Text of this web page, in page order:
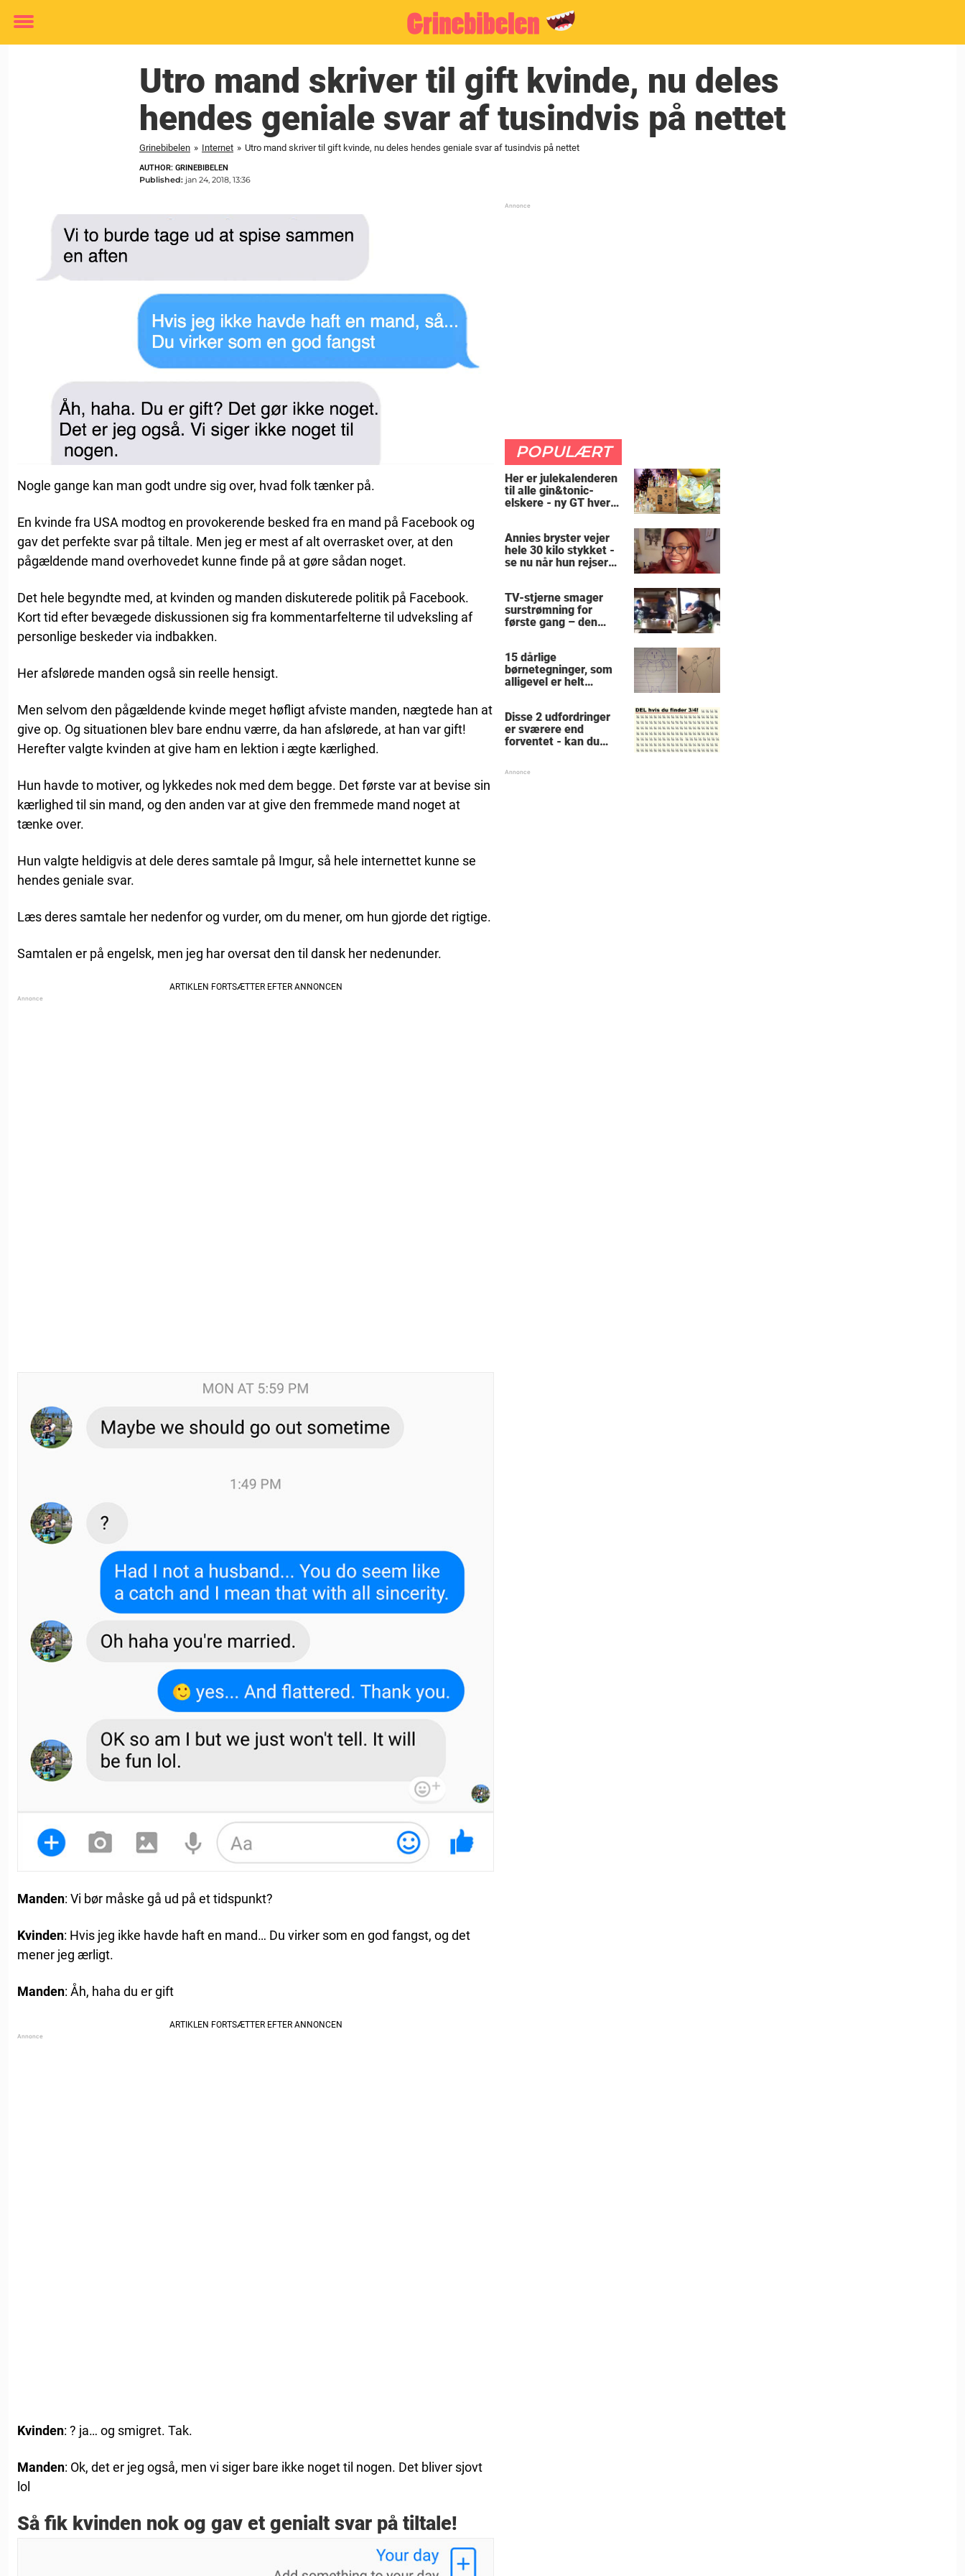
Toggle
Utro mand skriver til gift kvinde, nu deles
hendes geniale svar af tusindvis på nettet
Grinebibelen » Internet » Utro mand skriver til gift kvinde, nu deles hendes geniale svar af tusindvis på nettet
AUTHOR: GRINEBIBELEN
Published: jan 24, 2018, 13:36
Nogle gange kan man godt undre sig over, hvad folk tænker på.
En kvinde fra USA modtog en provokerende besked fra en mand på Facebook og
gav det perfekte svar på tiltale. Men jeg er mest af alt overrasket over, at den
pågældende mand overhovedet kunne finde på at gøre sådan noget.
Det hele begyndte med, at kvinden og manden diskuterede politik på Facebook.
Kort tid efter bevægede diskussionen sig fra kommentarfelterne til udveksling af
personlige beskeder via indbakken.
Her afslørede manden også sin reelle hensigt.
Men selvom den pågældende kvinde meget høfligt afviste manden, nægtede han at
give op. Og situationen blev bare endnu værre, da han afslørede, at han var gift!
Herefter valgte kvinden at give ham en lektion i ægte kærlighed.
Hun havde to motiver, og lykkedes nok med dem begge. Det første var at bevise sin
kærlighed til sin mand, og den anden var at give den fremmede mand noget at
tænke over.
Hun valgte heldigvis at dele deres samtale på Imgur, så hele internettet kunne se
hendes geniale svar.
Læs deres samtale her nedenfor og vurder, om du mener, om hun gjorde det rigtige.
Samtalen er på engelsk, men jeg har oversat den til dansk her nedenunder.
Manden: Vi bør måske gå ud på et tidspunkt?
Kvinden: Hvis jeg ikke havde haft en mand… Du virker som en god fangst, og det
mener jeg ærligt.
Manden: Åh, haha du er gift
Kvinden: ? ja… og smigret. Tak.
Manden: Ok, det er jeg også, men vi siger bare ikke noget til nogen. Det bliver sjovt
lol
Så fik kvinden nok og gav et genialt svar på tiltale!
POPULÆRT
Her er julekalenderen
til alle gin&tonic-
elskere - ny GT hver
Annies bryster vejer
hele 30 kilo stykket -
se nu når hun rejser
TV-stjerne smager
surstrømning for
første gang – den
skrige af grin
15 dårlige
børnetegninger, som
alligevel er helt
Picasso
Disse 2 udfordringer
er sværere end
forventet - kan du